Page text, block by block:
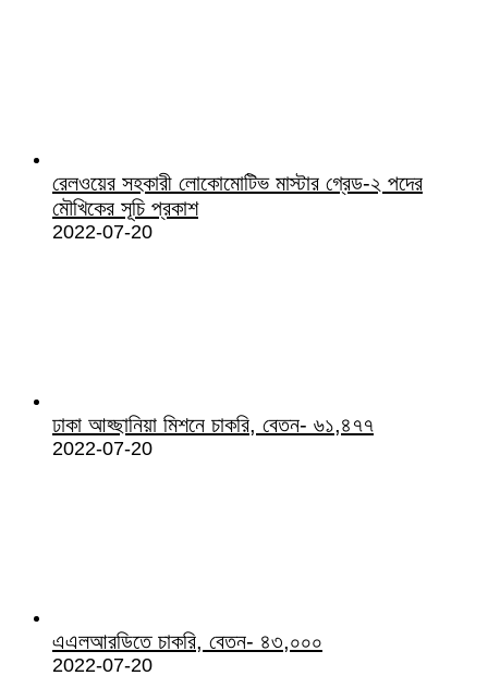
রেলওয়ের সহকারী লোকোমোটিভ মাস্টার গ্রেড-২ পদের
মৌখিকের সূচি প্রকাশ
2022-07-20
ঢাকা আহ্ছানিয়া মিশনে চাকরি, বেতন- ৬১,৪৭৭
2022-07-20
এএলআরডিতে চাকরি, বেতন- ৪৩,০০০
2022-07-20